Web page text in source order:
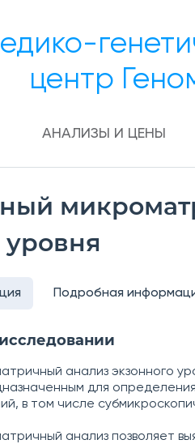
центр
АНАЛИЗЫ И ЦЕНЫ
уровня
Подробная
анализ экзонного
для
в том числе
анализ позволяет